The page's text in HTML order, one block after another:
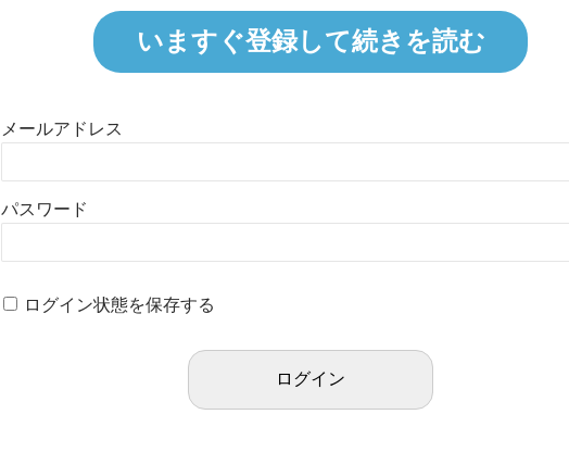
いますぐ登録して続きを読む
メールアドレス
パスワード
ログイン状態を保存する